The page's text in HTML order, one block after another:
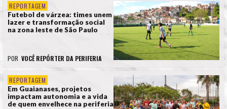
REPORTAGEM
Futebol de várzea: times unem
lazer e transformação social
na zona leste de São Paulo
POR VOCÊ REPÓRTER DA PERIFERIA
REPORTAGEM
Em Guaianases, projetos
impactam autonomia e a vida
de quem envelhece na periferia